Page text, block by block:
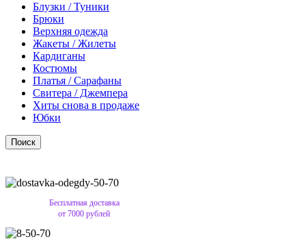
Блузки / Туники
Брюки
Верхняя одежда
Жакеты / Жилеты
Кардиганы
Костюмы
Платья / Сарафаны
Свитера / Джемпера
Хиты снова в продаже
Юбки
Поиск
Бесплатная доставка
от 7000 рублей